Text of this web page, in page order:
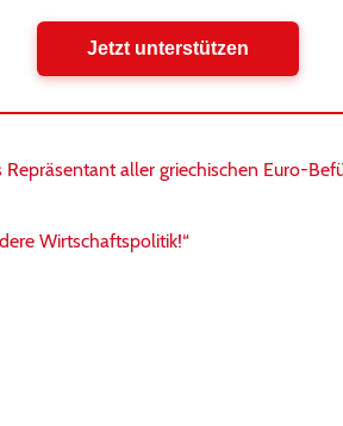
Jetzt unterstützen
Repräsentant aller griechischen Euro-
Wirtschaftspolitik!“